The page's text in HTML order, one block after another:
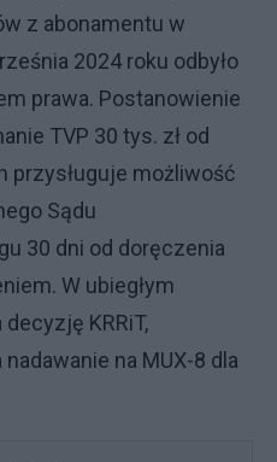
z abonamentu w
2024 roku odbyło
prawa. Postanowienie
TVP 30 tys. zł od
przysługuje możliwość
Sądu
30 dni od doręczenia
W ubiegłym
KRRiT,
na MUX-8 dla